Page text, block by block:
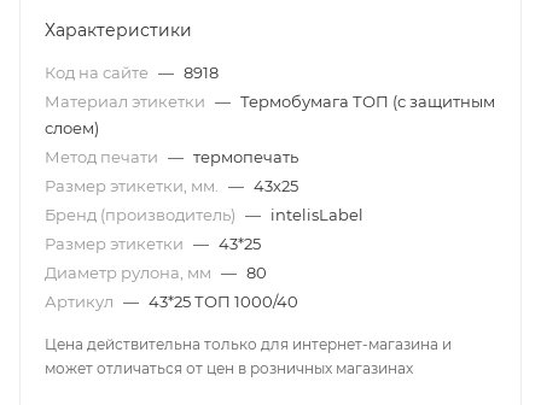
Характеристики
Код на сайте — 8918
Материал этикетки — Термобумага ТОП (с защитным
слоем)
Метод печати — термопечать
Размер этикетки, мм.
— 43х25
Бренд (производитель) — intelisLabel
Размер этикетки — 43*25
Диаметр рулона, мм — 80
Артикул — 43*25 ТОП 1000/40
Цена действительна только для интернет-магазина и
может отличаться от цен в розничных магазинах